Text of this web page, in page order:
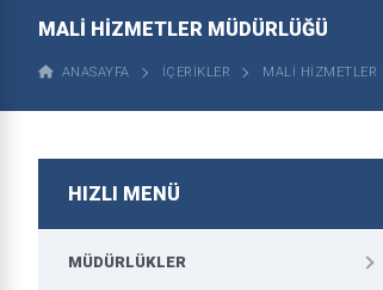
MALİ HİZMETLER MÜDÜRLÜĞÜ
ANASAYFA İÇERIKLER MALİ HİZMETLER
HIZLI MENÜ
MÜDÜRLÜKLER